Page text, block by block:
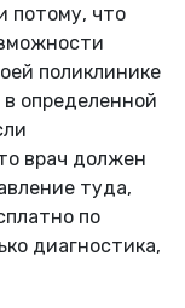
потому, что
поликлинике
определенной
врач должен
туда,
по
диагностика,